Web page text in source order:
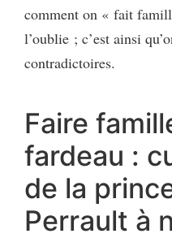
comment on « fait
l’oublie ; c’est ainsi
contradictoires.
Faire
fardeau :
de la
Perrault à